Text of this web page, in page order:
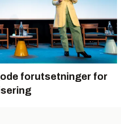
forutsetninger for